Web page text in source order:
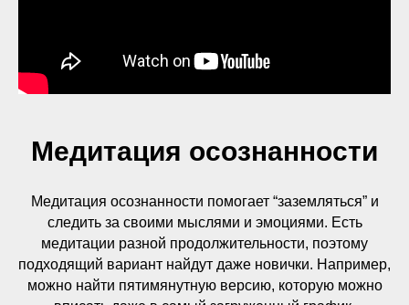
Медитация осознанности
Медитация осознанности помогает “заземляться” и
следить за своими мыслями и эмоциями. Есть
медитации разной продолжительности, поэтому
подходящий вариант найдут даже новички. Например,
можно найти пятимянутную версию, которую можно